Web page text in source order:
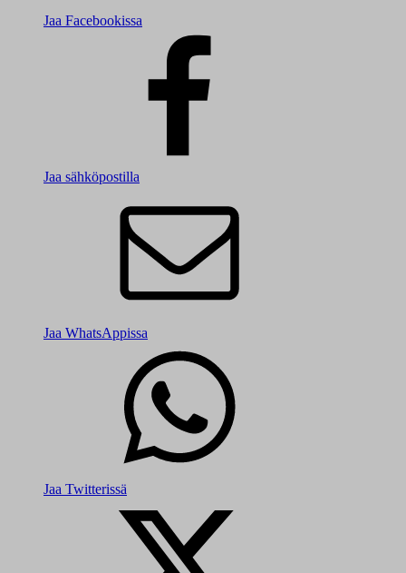
Jaa Facebookissa
Jaa sähköpostilla
Jaa WhatsAppissa
Jaa Twitterissä